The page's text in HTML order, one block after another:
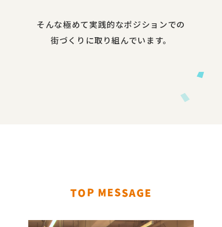
​そんな​極めて​実践的な​ポジションでの​
街づくりに​取り組んでいます。​